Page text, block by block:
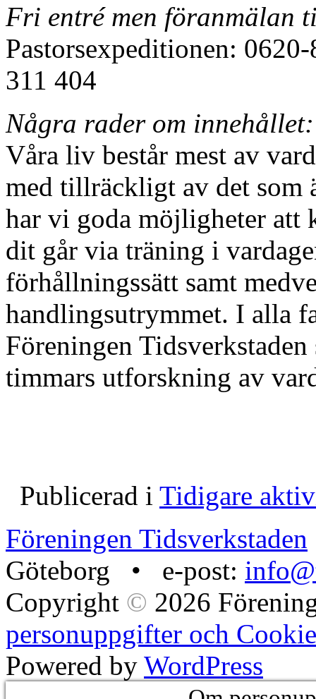
Fri entré men föranmälan
Pastorsexpeditionen:
311 404
Några rader om innehållet:
Våra liv består mest av
med tillräckligt av det som
har vi goda möjligheter att
dit går via träning i
förhållningssätt samt
handlingsutrymmet. I alla
Föreningen Tidsverkstaden
timmars utforskning av
Publicerad i Tidigare
Föreningen Tidsverkstaden
Göteborg • e-post:
Copyright © 2026
personuppgifter och
Powered by WordPress